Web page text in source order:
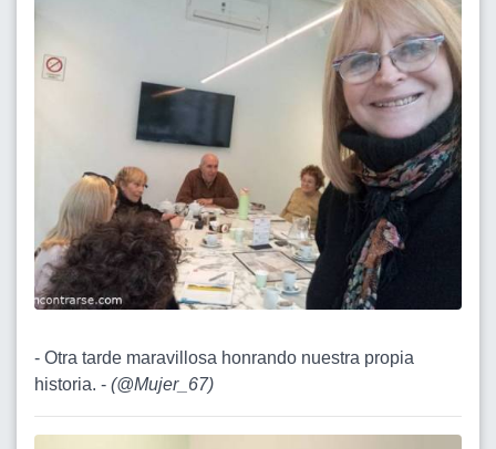
- Otra tarde maravillosa honrando nuestra propia
historia. - (@Mujer_67)